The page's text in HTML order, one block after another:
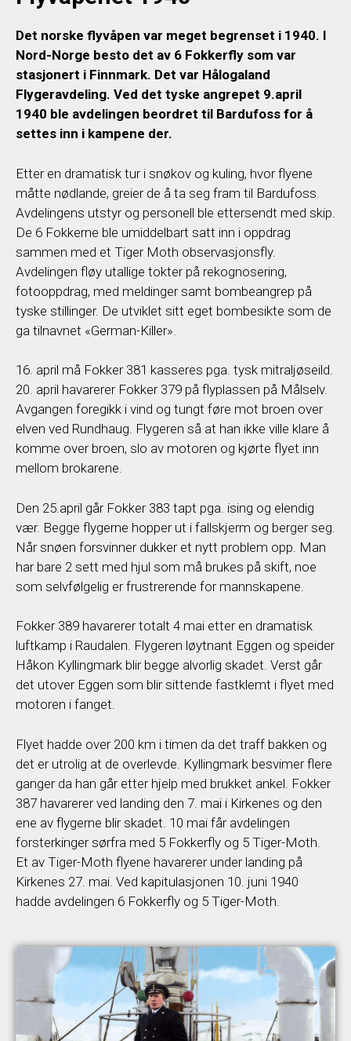
Det norske flyvåpen var meget begrenset i 1940. I
Nord-Norge besto det av 6 Fokkerfly som var
stasjonert i Finnmark. Det var Hålogaland
Flygeravdeling. Ved det tyske angrepet 9.april
1940 ble avdelingen beordret til Bardufoss for å
settes inn i kampene der.
Etter en dramatisk tur i snøkov og kuling, hvor flyene
måtte nødlande, greier de å ta seg fram til Bardufoss.
Avdelingens utstyr og personell ble ettersendt med skip.
De 6 Fokkerne ble umiddelbart satt inn i oppdrag
sammen med et Tiger Moth observasjonsfly.
Avdelingen fløy utallige tokter på rekognosering,
fotooppdrag, med meldinger samt bombeangrep på
tyske stillinger. De utviklet sitt eget bombesikte som de
ga tilnavnet «German-Killer».
16. april må Fokker 381 kasseres pga. tysk mitraljøseild.
20. april havarerer Fokker 379 på flyplassen på Målselv.
Avgangen foregikk i vind og tungt føre mot broen over
elven ved Rundhaug. Flygeren så at han ikke ville klare å
komme over broen, slo av motoren og kjørte flyet inn
mellom brokarene.
Den 25.april går Fokker 383 tapt pga. ising og elendig
vær. Begge flygerne hopper ut i fallskjerm og berger seg.
Når snøen forsvinner dukker et nytt problem opp. Man
har bare 2 sett med hjul som må brukes på skift, noe
som selvfølgelig er frustrerende for mannskapene.
Fokker 389 havarerer totalt 4 mai etter en dramatisk
luftkamp i Raudalen. Flygeren løytnant Eggen og speider
Håkon Kyllingmark blir begge alvorlig skadet. Verst går
det utover Eggen som blir sittende fastklemt i flyet med
motoren i fanget.
Flyet hadde over 200 km i timen da det traff bakken og
det er utrolig at de overlevde. Kyllingmark besvimer flere
ganger da han går etter hjelp med brukket ankel. Fokker
387 havarerer ved landing den 7. mai i Kirkenes og den
ene av flygerne blir skadet. 10 mai får avdelingen
forsterkinger sørfra med 5 Fokkerfly og 5 Tiger-Moth.
Et av Tiger-Moth flyene havarerer under landing på
Kirkenes 27. mai. Ved kapitulasjonen 10. juni 1940
hadde avdelingen 6 Fokkerfly og 5 Tiger-Moth.